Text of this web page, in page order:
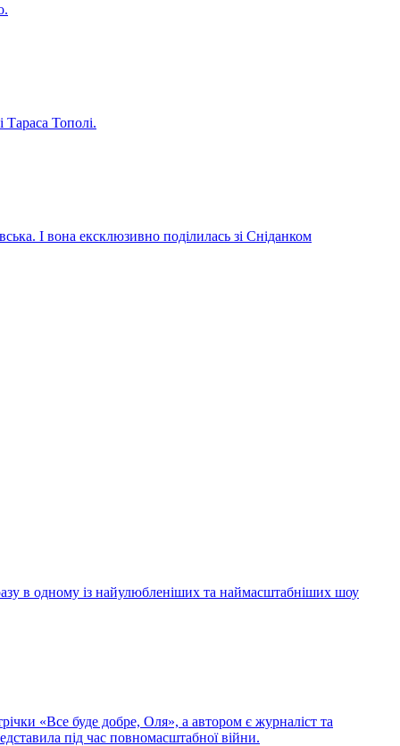
Тараса Тополі.
І вона ексклюзивно поділилась зі Сніданком
в одному із найулюбленіших та наймасштабніших шоу
«Все буде добре, Оля», а автором є журналіст та
під час повномасштабної війни.